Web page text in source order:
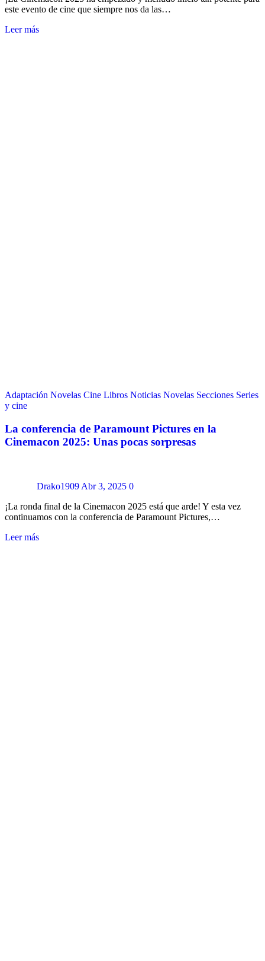
este evento de cine que siempre nos da las…
Leer más
Adaptación Novelas Cine Libros Noticias Novelas Secciones Series
y cine
La conferencia de Paramount Pictures en la
Cinemacon 2025: Unas pocas sorpresas
Drako1909 Abr 3, 2025 0
¡La ronda final de la Cinemacon 2025 está que arde! Y esta vez
continuamos con la conferencia de Paramount Pictures,…
Leer más